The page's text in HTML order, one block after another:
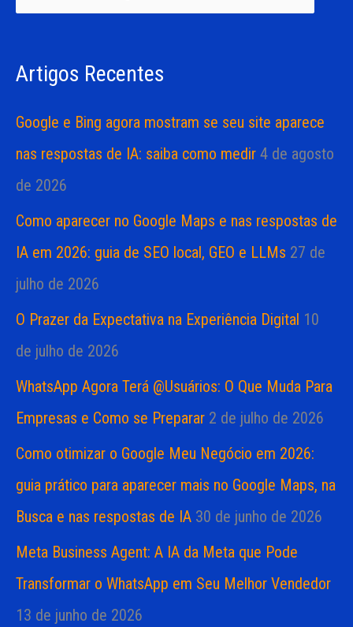
i
a
r
o
sArtigos Recentes
Google e Bing agora mostram se seu site aparece
nas respostas de IA: saiba como medir 4 de agosto
de 2026
Como aparecer no Google Maps e nas respostas de
IA em 2026: guia de SEO local, GEO e LLMs 27 de
julho de 2026
O Prazer da Expectativa na Experiência Digital 10
de julho de 2026
WhatsApp Agora Terá @Usuários: O Que Muda Para
Empresas e Como se Preparar 2 de julho de 2026
Como otimizar o Google Meu Negócio em 2026:
guia prático para aparecer mais no Google Maps, na
Busca e nas respostas de IA 30 de junho de 2026
Meta Business Agent: A IA da Meta que Pode
Transformar o WhatsApp em Seu Melhor Vendedor
13 de junho de 2026